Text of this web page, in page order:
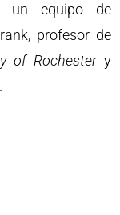
un equipo de
profesor de
of Rochestery
.